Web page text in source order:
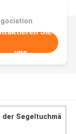
Sie
uns
Segeltuchmä